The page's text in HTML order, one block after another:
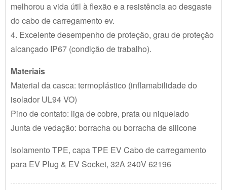
melhorou a vida útil à flexão e a resistência ao desgaste
do cabo de carregamento ev.
4. Excelente desempenho de proteção, grau de proteção
alcançado IP67 (condição de trabalho).
Materiais
Material da casca: termoplástico (inflamabilidade do
isolador UL94 VO)
Pino de contato: liga de cobre, prata ou niquelado
Junta de vedação: borracha ou borracha de silicone
Isolamento TPE, capa TPE EV Cabo de carregamento
para EV Plug & EV Socket, 32A 240V 62196